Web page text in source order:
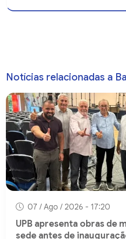
Notícias relacionadas a
07 / Ago / 2026 - 17:20
UPB apresenta obras de
sede antes de